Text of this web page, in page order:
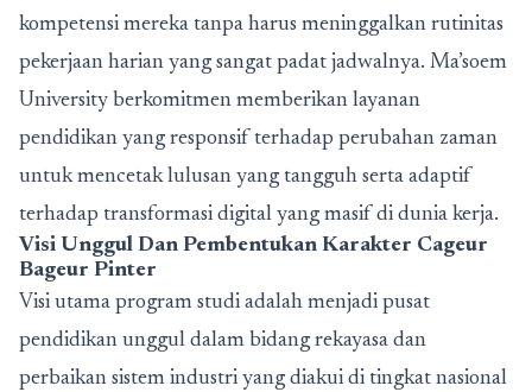
kompetensi mereka tanpa harus meninggalkan rutinitas
pekerjaan harian yang sangat padat jadwalnya. Ma’soem
University berkomitmen memberikan layanan
pendidikan yang responsif terhadap perubahan zaman
untuk mencetak lulusan yang tangguh serta adaptif
terhadap transformasi digital yang masif di dunia kerja.
Visi Unggul Dan Pembentukan Karakter Cageur
Bageur Pinter
Visi utama program studi adalah menjadi pusat
pendidikan unggul dalam bidang rekayasa dan
perbaikan sistem industri yang diakui di tingkat nasional